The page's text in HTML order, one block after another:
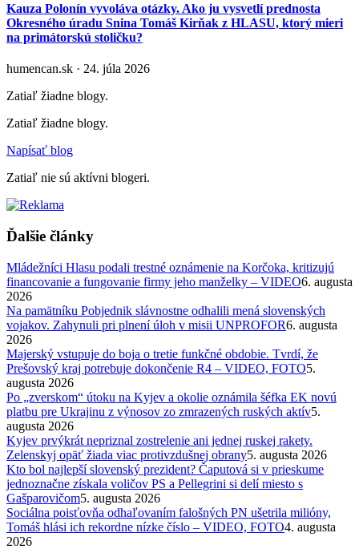
Kauza Polonín vyvoláva otázky. Ako ju vysvetlí prednosta
Okresného úradu Snina Tomáš Kirňak z HLASU, ktorý mieri
na primátorskú stoličku?
humencan.sk · 24. júla 2026
Zatiaľ žiadne blogy.
Zatiaľ žiadne blogy.
Napísať blog
Zatiaľ nie sú aktívni blogeri.
Ďalšie články
Mládežníci Hlasu podali trestné oznámenie na Korčoka, kritizujú
financovanie a fungovanie firmy jeho manželky – VIDEO6. augusta
2026
Na pamätníku Pobjednik slávnostne odhalili mená slovenských
vojakov. Zahynuli pri plnení úloh v misii UNPROFOR6. augusta
2026
Majerský vstupuje do boja o tretie funkčné obdobie. Tvrdí, že
Prešovský kraj potrebuje dokončenie R4 – VIDEO, FOTO5.
augusta 2026
Po „zverskom“ útoku na Kyjev a okolie oznámila šéfka EK novú
platbu pre Ukrajinu z výnosov zo zmrazených ruských aktív5.
augusta 2026
Kyjev prvýkrát nepriznal zostrelenie ani jednej ruskej rakety.
Zelenskyj opäť žiada viac protivzdušnej obrany5. augusta 2026
Kto bol najlepší slovenský prezident? Čaputová si v prieskume
jednoznačne získala voličov PS a Pellegrini si delí miesto s
Gašparovičom5. augusta 2026
Sociálna poisťovňa odhaľovaním falošných PN ušetrila milióny,
Tomáš hlási ich rekordne nízke číslo – VIDEO, FOTO4. augusta
2026